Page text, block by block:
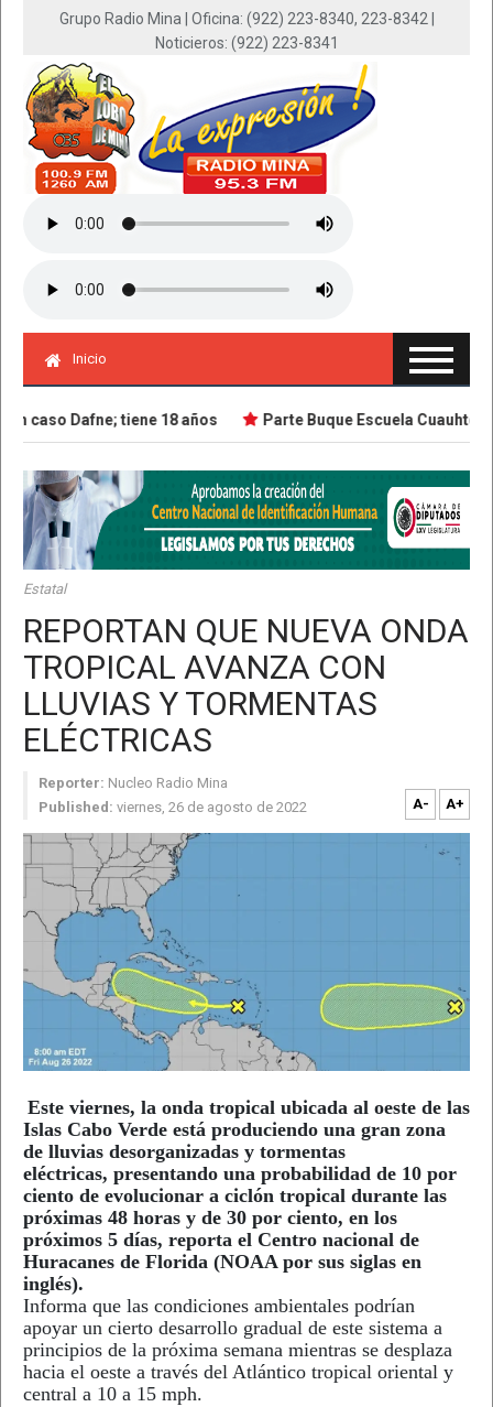
Grupo Radio Mina | Oficina: (922) 223-8340, 223-8342 |
Noticieros: (922) 223-8341
Inicio
Dafne; tiene 18 años Parte Buque Escuela
Estatal
REPORTAN QUE NUEVA ONDA
TROPICAL AVANZA CON
LLUVIAS Y TORMENTAS
ELÉCTRICAS
Reporter: Nucleo Radio Mina
Published: viernes, 26 de agosto de 2022 A- A+
Este viernes, la onda tropical ubicada al oeste de las
Islas Cabo Verde está produciendo una gran zona
de lluvias desorganizadas y tormentas
eléctricas, presentando una probabilidad de 10 por
ciento de evolucionar a ciclón tropical durante las
próximas 48 horas y de 30 por ciento, en los
próximos 5 días, reporta el Centro nacional de
Huracanes de Florida (NOAA por sus siglas en
inglés).
Informa que las condiciones ambientales podrían
apoyar un cierto desarrollo gradual de este sistema a
principios de la próxima semana mientras se desplaza
hacia el oeste a través del Atlántico tropical oriental y
central a 10 a 15 mph.